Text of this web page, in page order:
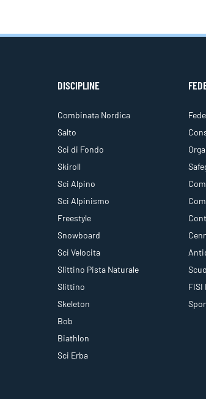
DISCIPLINE
Combinata Nordica
Salto
Sci di Fondo
Skiroll
Sci Alpino
Sci Alpinismo
Freestyle
Snowboard
Sci Velocita
Slittino Pista Naturale
Slittino
Skeleton
Bob
Biathlon
Sci Erba
FISI